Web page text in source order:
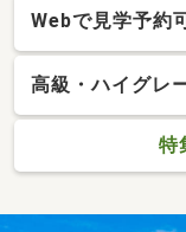
Webで見学予約
高級・ハイグレ
特